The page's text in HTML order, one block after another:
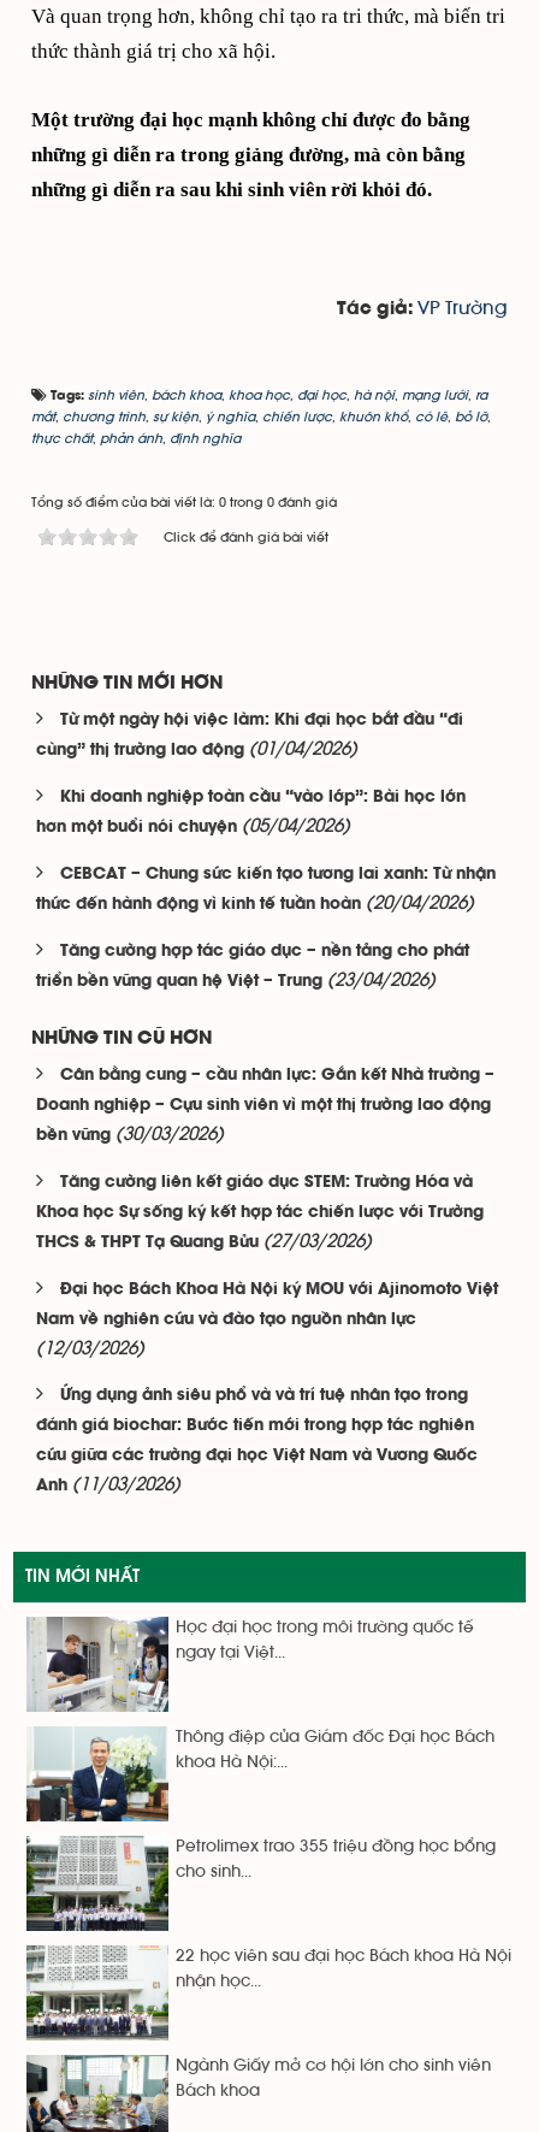
Và quan trọng hơn, không chỉ tạo ra tri thức, mà biến tri
thức thành giá trị cho xã hội.
Một trường đại học mạnh không chỉ được đo bằng
những gì diễn ra trong giảng đường, mà còn bằng
những gì diễn ra sau khi sinh viên rời khỏi đó.
Tác giả: VP Trường
Tags: sinh viên, bách khoa, khoa học, đại học, hà nội, mạng lưới, ra
mắt, chương trình, sự kiện, ý nghĩa, chiến lược, khuôn khổ, có lẽ, bỏ lỡ,
thực chất, phản ánh, định nghĩa
Tổng số điểm của bài viết là: 0 trong 0 đánh giá
Click để đánh giá bài viết
NHỮNG TIN MỚI HƠN
Từ một ngày hội việc làm: Khi đại học bắt đầu “đi
cùng” thị trường lao động (01/04/2026)
Khi doanh nghiệp toàn cầu “vào lớp”: Bài học lớn
hơn một buổi nói chuyện (05/04/2026)
CEBCAT – Chung sức kiến tạo tương lai xanh: Từ nhận
thức đến hành động vì kinh tế tuần hoàn (20/04/2026)
Tăng cường hợp tác giáo dục – nền tảng cho phát
triển bền vững quan hệ Việt – Trung (23/04/2026)
NHỮNG TIN CŨ HƠN
Cân bằng cung – cầu nhân lực: Gắn kết Nhà trường –
Doanh nghiệp – Cựu sinh viên vì một thị trường lao động
bền vững (30/03/2026)
Tăng cường liên kết giáo dục STEM: Trường Hóa và
Khoa học Sự sống ký kết hợp tác chiến lược với Trường
THCS & THPT Tạ Quang Bửu (27/03/2026)
Đại học Bách Khoa Hà Nội ký MOU với Ajinomoto Việt
Nam về nghiên cứu và đào tạo nguồn nhân lực
(12/03/2026)
Ứng dụng ảnh siêu phổ và và trí tuệ nhân tạo trong
đánh giá biochar: Bước tiến mới trong hợp tác nghiên
cứu giữa các trường đại học Việt Nam và Vương Quốc
Anh (11/03/2026)
TIN MỚI NHẤT
Học đại học trong môi trường quốc tế
ngay tại Việt...
Thông điệp của Giám đốc Đại học Bách
khoa Hà Nội:...
Petrolimex trao 355 triệu đồng học bổng
cho sinh...
22 học viên sau đại học Bách khoa Hà Nội
nhận học...
Ngành Giấy mở cơ hội lớn cho sinh viên
Bách khoa